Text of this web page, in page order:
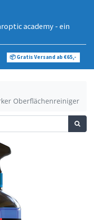
academy - ein
📦 Gratis Versand ab €65,-
Oberflächenreiniger